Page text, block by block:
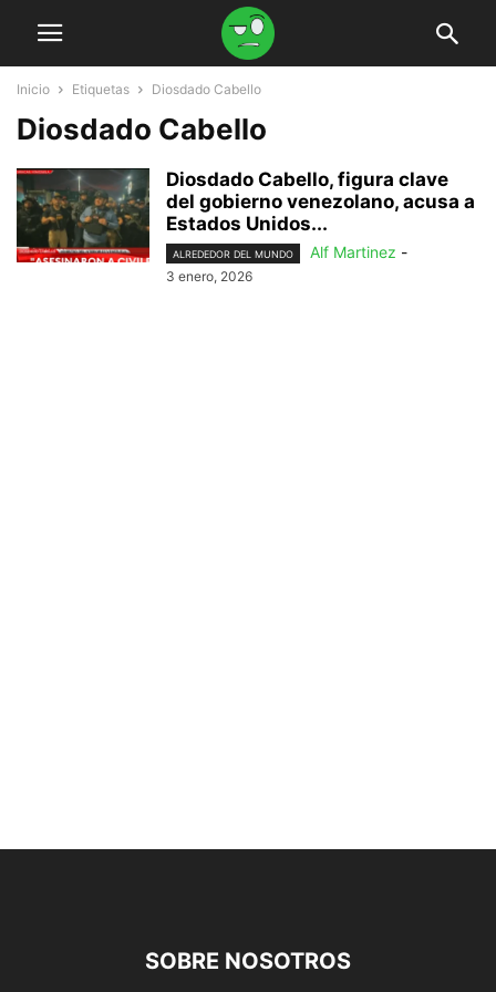
Inicio Etiquetas Diosdado Cabello
Diosdado Cabello
Diosdado Cabello, figura clave
del gobierno venezolano, acusa a
Estados Unidos...
ALREDEDOR DEL MUNDO Alf Martinez -
3 enero, 2026
SOBRE NOSOTROS